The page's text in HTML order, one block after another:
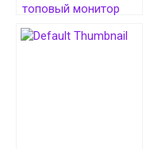
топовый монитор
для геймеров
ANT275PQ на 450 Гц